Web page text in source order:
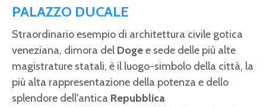
PALAZZO DUCALE
Straordinario esempio di architettura civile gotica
veneziana, dimora del Dogee sede delle più alte
magistrature statali, è il luogo-simbolo della città, la
più alta rappresentazione della potenza e dello
splendore dell'antica Repubblica